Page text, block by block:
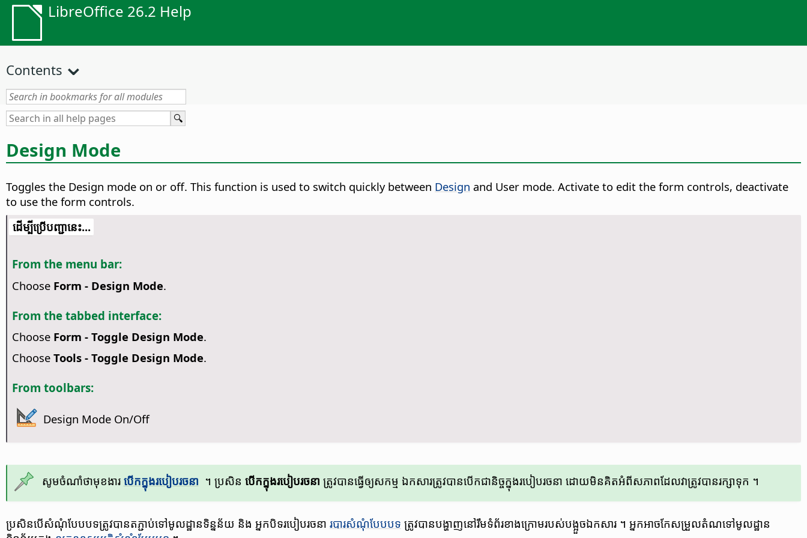
LibreOffice 26.2 Help
Contents
Design Mode
Toggles the Design mode on or off. This function is used to switch quickly between Design and User mode. Activate to edit the form controls, deactivate
to use the form controls.
​​ដើម្បី​ប្រើ​​បញ្ជា​នេះ...
From the menu bar:
Choose Form - Design Mode.
From the tabbed interface:
Choose Form - Toggle Design Mode.
Choose Tools - Toggle Design Mode.
From toolbars:
Design Mode On/Off
សូម​ចំណាំថាមុខងារ​​ បើក​ក្នុង​​របៀប​រចនា​​ ។ ប្រសិន ​ បើក​ក្នុង​របៀប​រចនា​​ ត្រូវ​បាន​ធ្វើ​ឲ្យ​សកម្ម​ ឯកសារ​ត្រូវ​បាន​បើក​ជានិច្ច​ក្នុង​របៀប​រចនា​ ដោយ​​មិន​គិត​អំពី​សភាព​ដែល​វា​ត្រូវ​បាន​រក្សា​ទុក​ ។
ប្រសិន​បើ​សំណុំ​បែប​បទ​ត្រូវ​បាន​តភ្ជាប់​ទៅ​មូល​ដ្ឋាន​ទិន្នន័យ​ និង អ្នក​បិទ​របៀប​រចនា​ របារ​សំណុំ​បែប​បទ​​ ត្រូវ​បាន​បង្ហាញ​នៅ​រឹម​ទំព័រ​ខាង​ក្រោម​របស់​បង្អួច​ឯកសារ​ ។ អ្នក​អាច​កែសម្រួល​តំណ​ទៅ​មូល​ដ្ឋាន​